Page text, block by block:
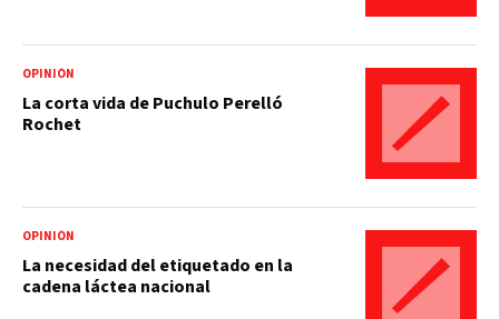
OPINIÓN
La corta vida de Puchulo Perelló
Rochet
OPINIÓN
La necesidad del etiquetado en la
cadena láctea nacional